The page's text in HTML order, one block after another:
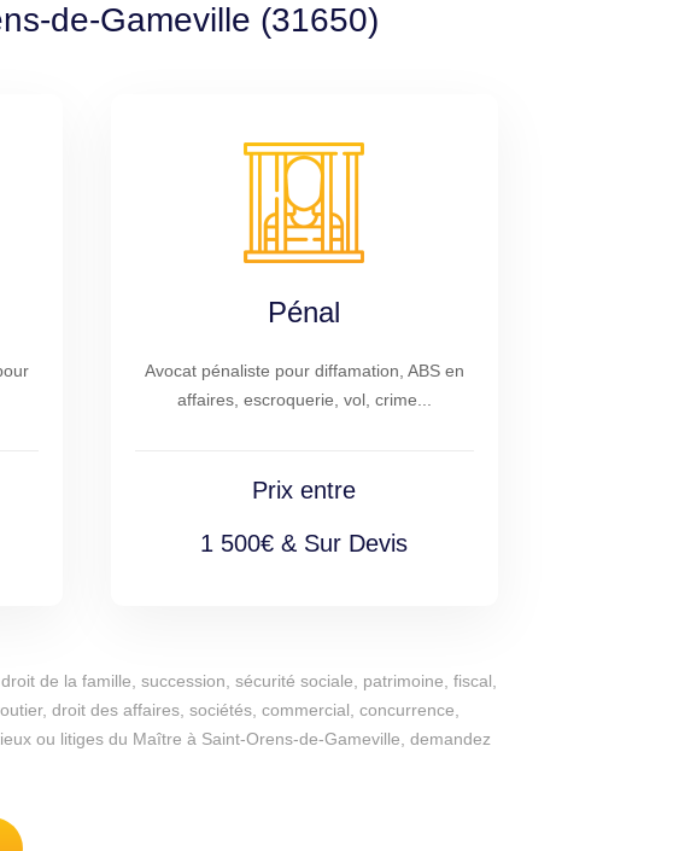
de-Gameville (31650)
Pénal
Avocat pénaliste pour diffamation, ABS en
affaires, escroquerie, vol, crime...
Prix entre
1 500€ & Sur Devis
de la famille, succession, sécurité sociale, patrimoine, fiscal,
droit des affaires, sociétés, commercial, concurrence,
ou litiges du Maître à Saint-Orens-de-Gameville, demandez